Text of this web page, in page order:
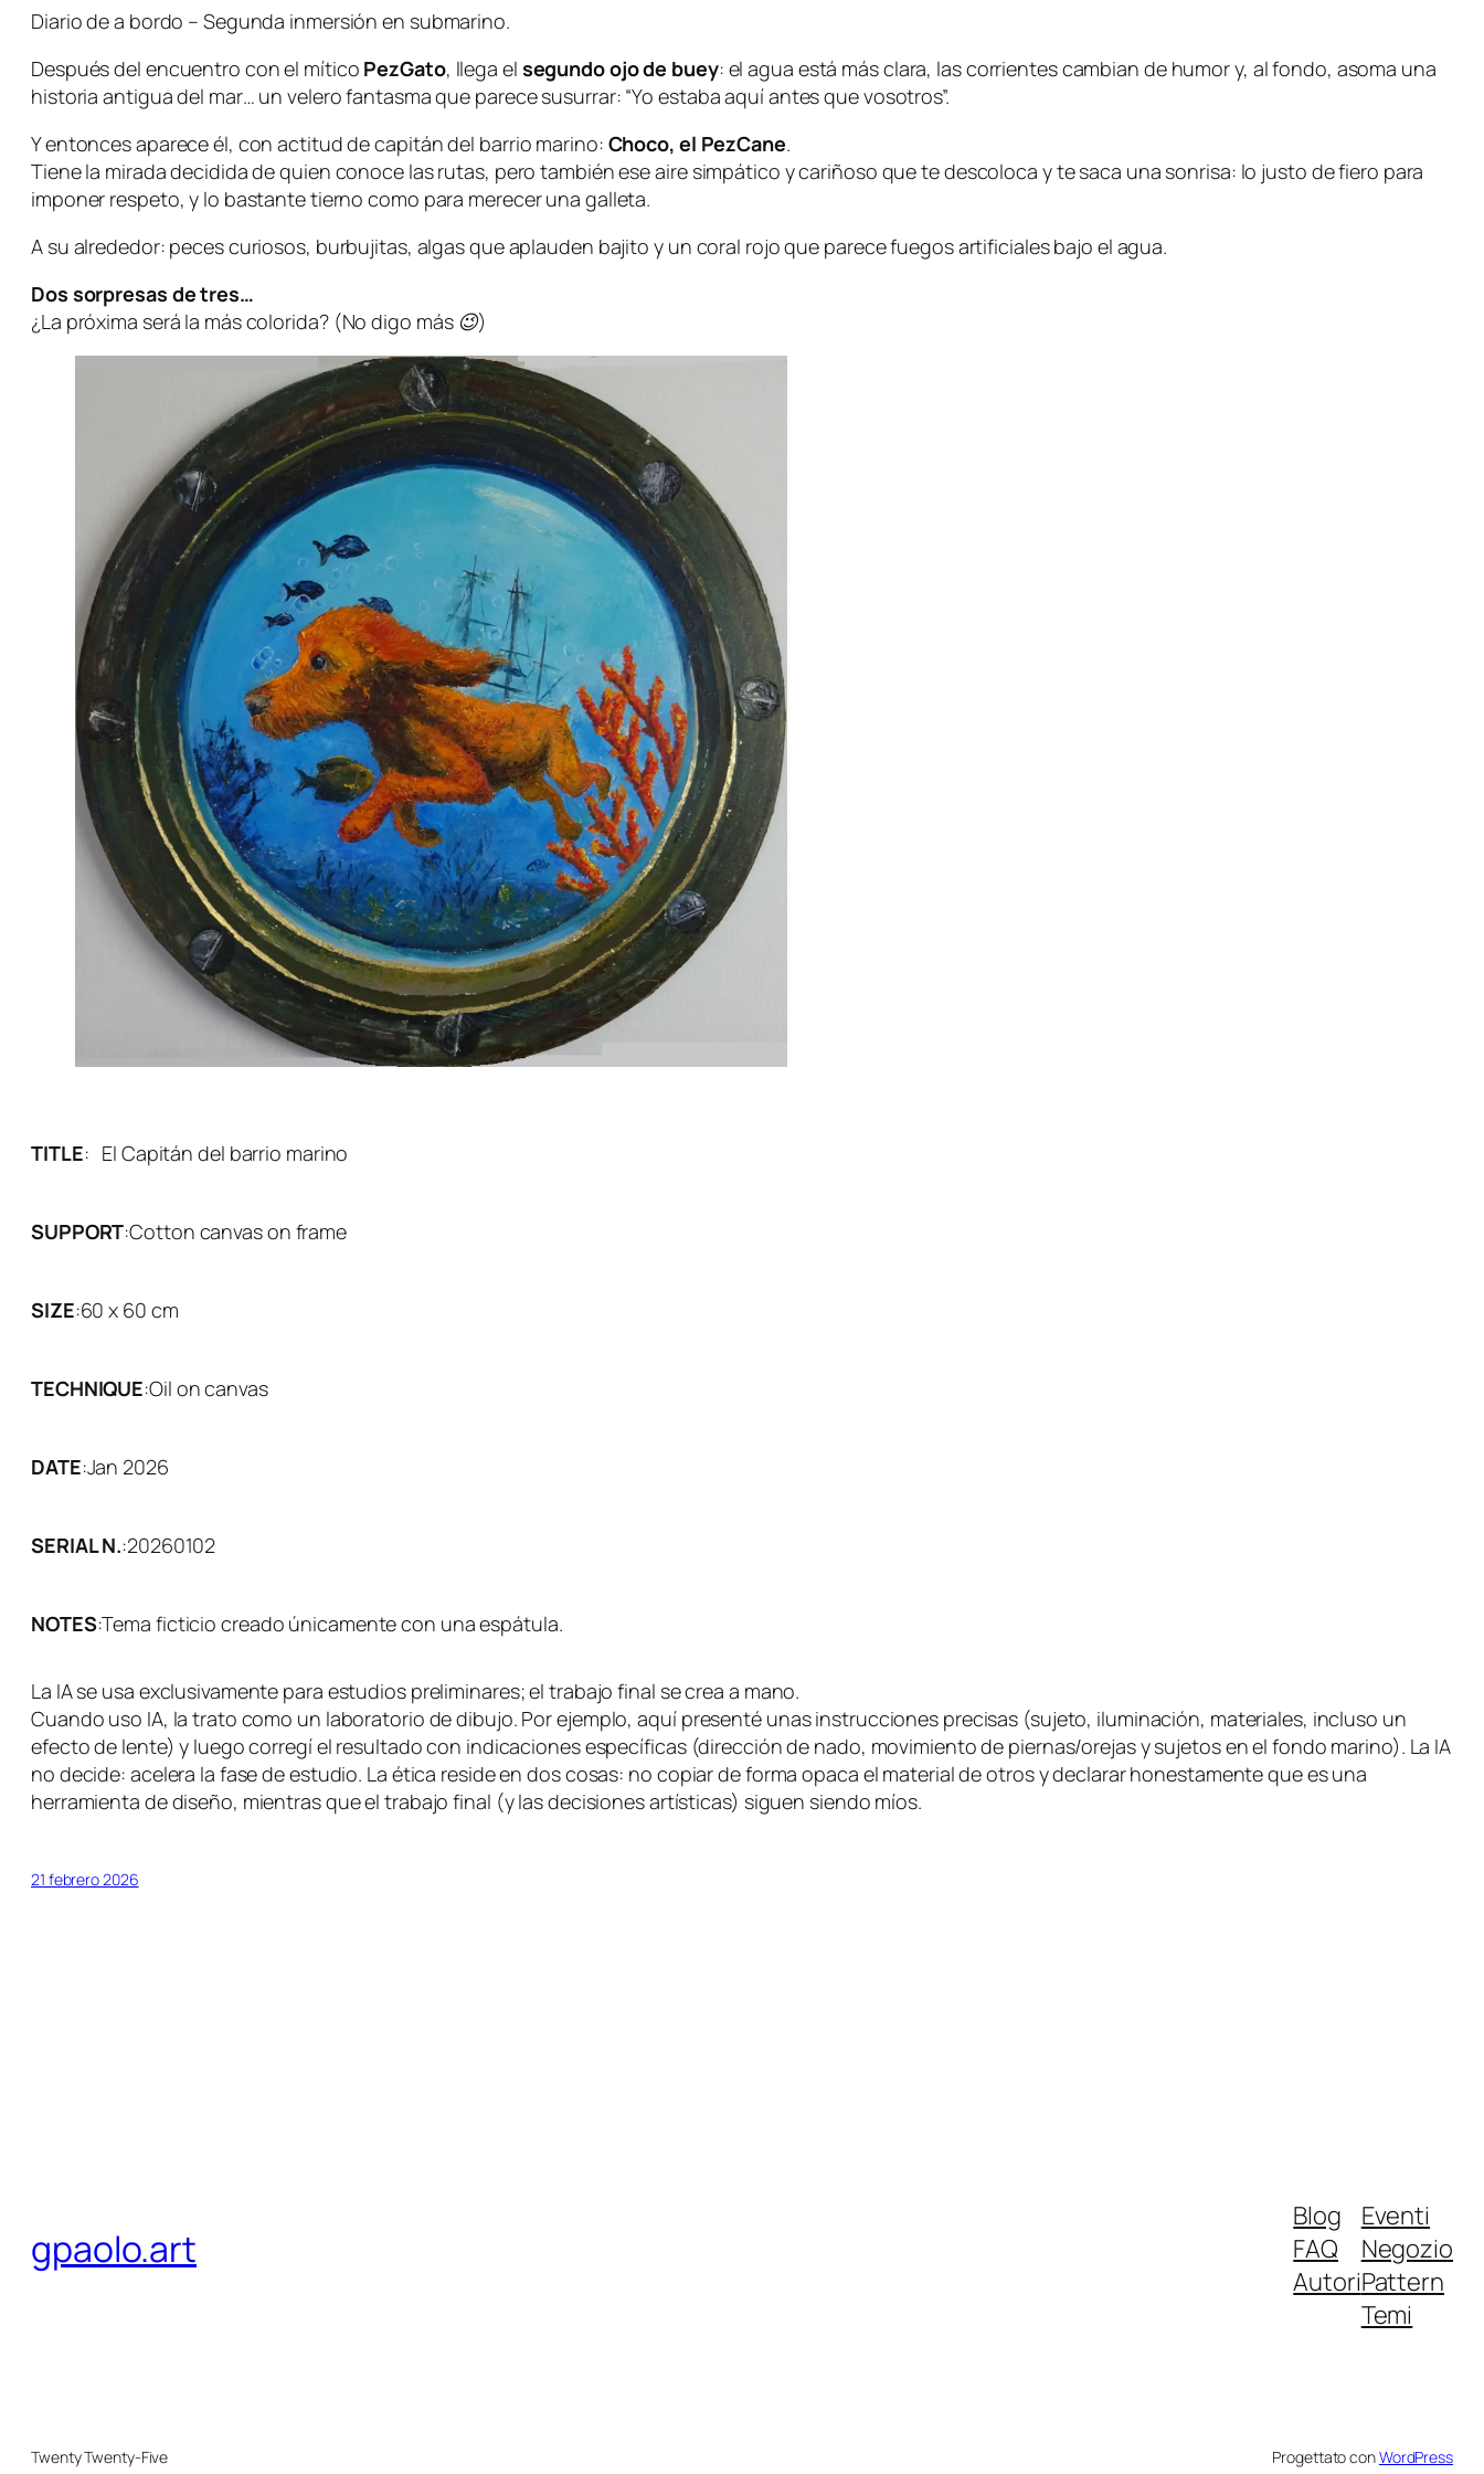
Diario de a bordo – Segunda inmersión en submarino.
Después del encuentro con el mítico PezGato, llega el segundo ojo de buey: el agua está más clara, las corrientes cambian de humor y, al fondo, asoma una
historia antigua del mar… un velero fantasma que parece susurrar: “Yo estaba aquí antes que vosotros”.
Y entonces aparece él, con actitud decapitán del barrio marino: Choco, el PezCane.
Tiene la mirada decidida de quien conoce las rutas, pero también ese aire simpático y cariñoso que te descoloca y te saca una sonrisa: lo justo de fiero para
imponer respeto, y lo bastante tierno como para merecer una galleta.
A su alrededor: peces curiosos, burbujitas, algas que aplauden bajito y un coral rojo que parece fuegos artificiales bajo el agua.
Dos sorpresas de tres…
¿La próxima será la más colorida? (No digo más 😉)
TITLE: El Capitán del barrio marino
SUPPORT:Cotton canvas on frame
SIZE:60 x 60 cm
TECHNIQUE:Oil on canvas
DATE:Jan 2026
SERIAL N.:20260102
NOTES:Tema ficticio creado únicamente con una espátula.
La IA se usa exclusivamente para estudios preliminares; el trabajo final se crea a mano.
Cuando uso IA, la trato como un laboratorio de dibujo. Por ejemplo, aquí presenté unas instrucciones precisas (sujeto, iluminación, materiales, incluso un
efecto de lente) y luego corregí el resultado con indicaciones específicas (dirección de nado, movimiento de piernas/orejas y sujetos en el fondo marino). La IA
no decide: acelera la fase de estudio. La ética reside en dos cosas: no copiar de forma opaca el material de otros y declarar honestamente que es una
herramienta de diseño, mientras que el trabajo final (y las decisiones artísticas) siguen siendo míos.
21 febrero 2026
gpaolo.art
Blog
FAQ
Autori
Eventi
Negozio
Pattern
Temi
Twenty Twenty-Five Progettato conWordPress